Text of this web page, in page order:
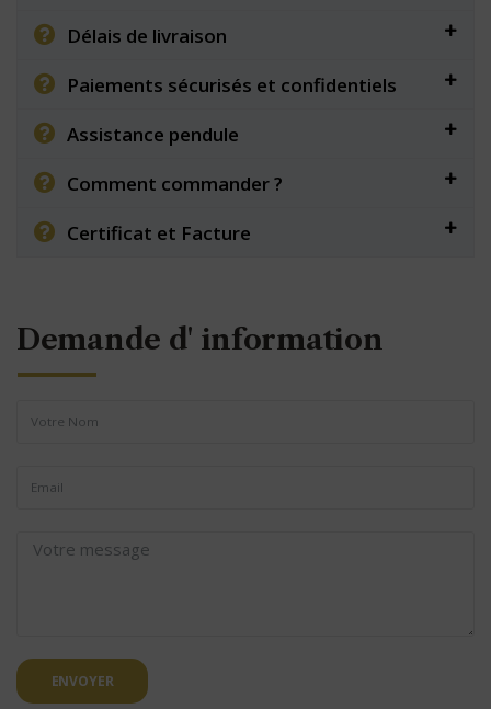
Délais de livraison
Paiements sécurisés et confidentiels
Assistance pendule
Comment commander ?
Certificat et Facture
Demande d' information
ENVOYER